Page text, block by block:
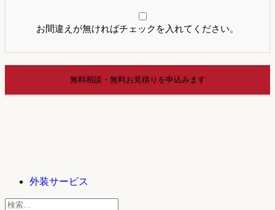
お間違えが無ければチェックを入れてください。
外装サービス
検